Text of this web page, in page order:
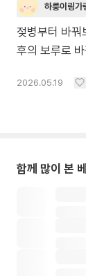
하룽이링가
젖병부터 바꿔
후의 보루로
2026.05.19
함께 많이 본